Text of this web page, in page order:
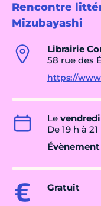
Rencontre
Mizubayashi
Librairie
58 rue des
https://
Le
De 19 h à 21
Gratuit